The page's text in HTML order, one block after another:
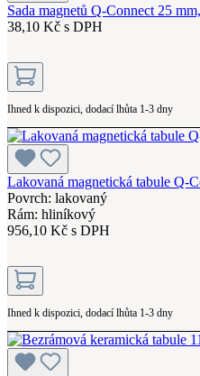
Sada magnetů Q-Connect 25
38,10 Kč s DPH
Ihned k dispozici, dodací lhůta 1-3 dny
Lakovaná magnetická tabule Q-
Povrch: lakovaný
Rám: hliníkový
956,10 Kč s DPH
Ihned k dispozici, dodací lhůta 1-3 dny